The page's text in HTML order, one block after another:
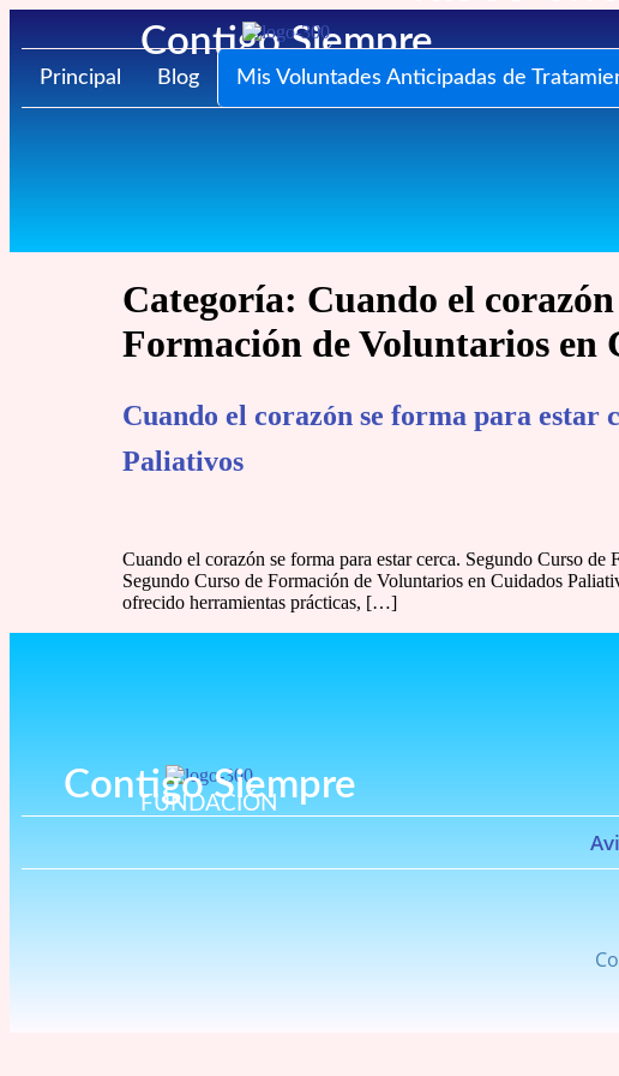
Contigo Siempre
FUNDACIÓN
Principal Blog Mis Voluntades Anticipadas de
Categoría: Cuando el
Formación de Voluntarios en
Cuando el corazón se forma para estar
Paliativos
Cuando el corazón se forma para estar cerca. Segundo Curso
Segundo Curso de Formación de Voluntarios en Cuidados
ofrecido herramientas prácticas, […]
Contigo Siempre
FUNDACIÓN